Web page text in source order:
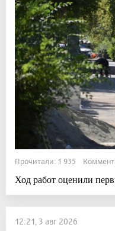
Прочитали: 1 935
Ход работ оценили
12:21, 3 авг 2026